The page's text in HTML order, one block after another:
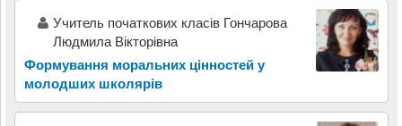
Учитель початкових класів Гончарова
Людмила Вікторівна
Формування моральних цінностей у
молодших школярів